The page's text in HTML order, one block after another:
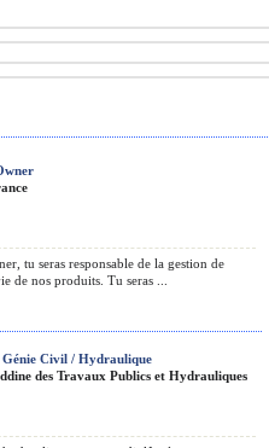
tu seras responsable de la gestion de
de nos produits. Tu seras ...
Génie Civil / Hydraulique
des Travaux Publics et Hydrauliques